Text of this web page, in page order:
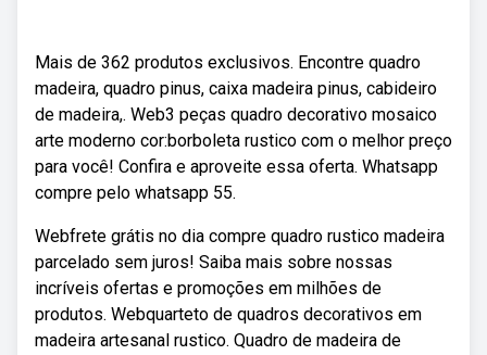
Mais de 362 produtos exclusivos. Encontre quadro
madeira, quadro pinus, caixa madeira pinus, cabideiro
de madeira,. Web3 peças quadro decorativo mosaico
arte moderno cor:borboleta rustico com o melhor preço
para você! Confira e aproveite essa oferta. Whatsapp
compre pelo whatsapp 55.
Webfrete grátis no dia compre quadro rustico madeira
parcelado sem juros! Saiba mais sobre nossas
incríveis ofertas e promoções em milhões de
produtos. Webquarteto de quadros decorativos em
madeira artesanal rustico. Quadro de madeira de